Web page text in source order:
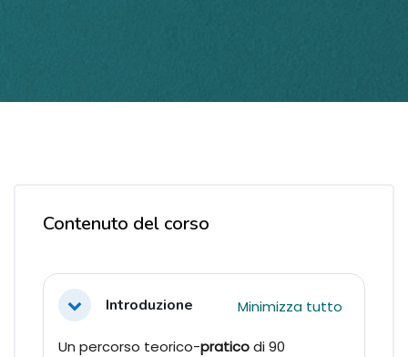
Contenuto del corso
Schema della sezione
MinimizzaIntroduzione Minimizza tutto
Un percorso teorico-praticodi 90